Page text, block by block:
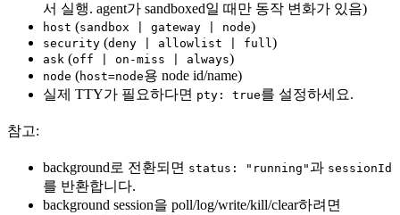
서 실행. agent가 sandboxed일 때만 동작 변화가 있음)
host (sandbox | gateway | node)
security (deny | allowlist | full)
ask (off | on-miss | always)
node (host=node용 node id/name)
실제 TTY가 필요하다면 pty: true를 설정하세요.
참고:
background로 전환되면 status: "running"과 sessionId
를 반환합니다.
background session을 poll/log/write/kill/clear하려면